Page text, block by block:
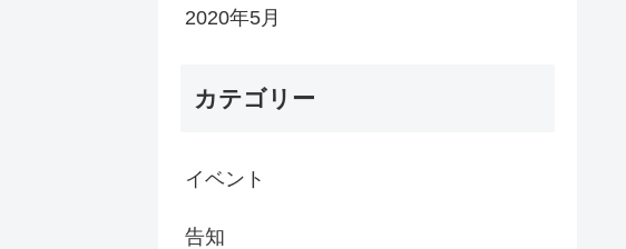
2020年5月
カテゴリー
イベント
告知